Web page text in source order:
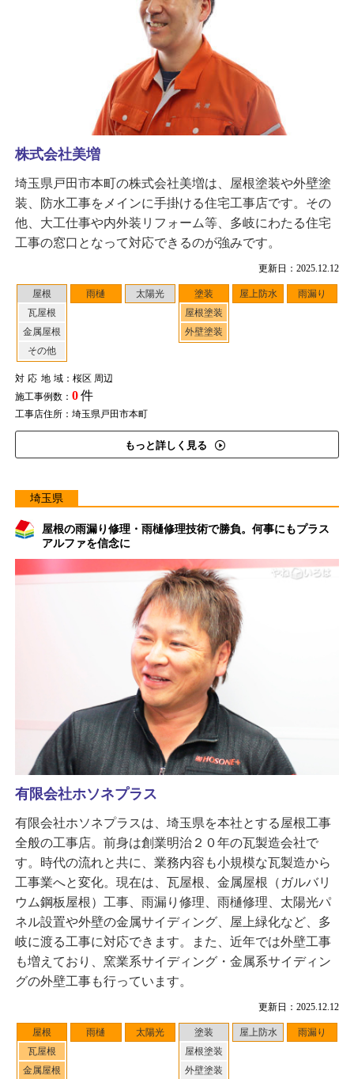
更新日：2025.12.12
屋根
瓦屋根
金属屋根
その他
雨樋 太陽光
塗装
屋根塗装
外壁塗装
屋上防水 雨漏り
対応地域：桜区 周辺
施工事例数： 0件
工事店住所：埼玉県戸田市本町
もっと詳しく見る
株式会社美増
埼玉県戸田市本町の株式会社美増は、屋根塗装や外壁塗
装、防水工事をメインに手掛ける住宅工事店です。その
他、大工仕事や内外装リフォーム等、多岐にわたる住宅
工事の窓口となって対応できるのが強みです。
埼玉県
屋根の雨漏り修理・雨樋修理技術で勝負。何事にもプラス
アルファを信念に
更新日：2025.12.12
屋根
瓦屋根
金属屋根
雨樋 太陽光
塗装
屋根塗装
外壁塗装
屋上防水 雨漏り
有限会社ホソネプラス
有限会社ホソネプラスは、埼玉県を本社とする屋根工事
全般の工事店。前身は創業明治２０年の瓦製造会社で
す。時代の流れと共に、業務内容も小規模な瓦製造から
工事業へと変化。現在は、瓦屋根、金属屋根（ガルバリ
ウム鋼板屋根）工事、雨漏り修理、雨樋修理、太陽光パ
ネル設置や外壁の金属サイディング、屋上緑化など、多
岐に渡る工事に対応できます。また、近年では外壁工事
も増えており、窯業系サイディング・金属系サイディン
グの外壁工事も行っています。